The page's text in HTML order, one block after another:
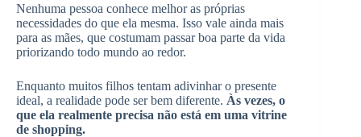
Nenhuma pessoa conhece melhor as próprias
necessidades do que ela mesma. Isso vale ainda mais
para as mães, que costumam passar boa parte da vida
priorizando todo mundo ao redor.
Enquanto muitos filhos tentam adivinhar o presente
ideal, a realidade pode ser bem diferente. Às vezes, o
que ela realmente precisa não está em uma vitrine
de shopping.